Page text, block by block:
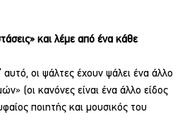
και λέμε από ένα κάθε
οι ψάλτες έχουν ψάλει ένα άλλο
(οι κανόνες είναι ένα άλλο είδος
ποιητής και μουσικός του